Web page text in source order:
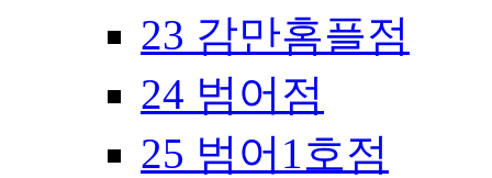
23 감만홈플점
24 범어점
25 범어1호점